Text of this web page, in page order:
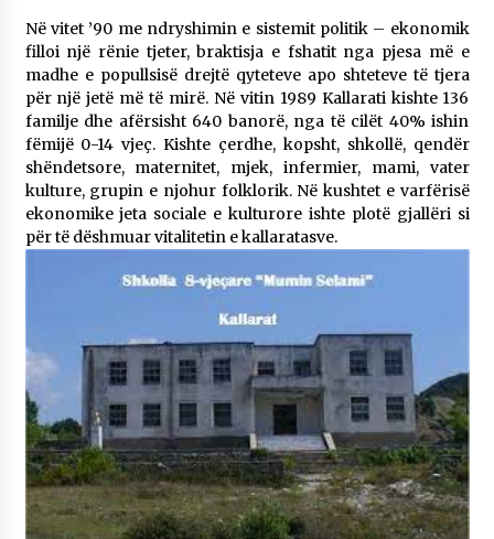
Në vitet ’90 me ndryshimin e sistemit politik – ekonomik
filloi një rënie tjeter, braktisja e fshatit nga pjesa më e
madhe e popullsisë drejtë qyteteve apo shteteve të tjera
për një jetë më të mirë. Në vitin 1989 Kallarati kishte 136
familje dhe afërsisht 640 banorë, nga të cilët 40% ishin
fëmijë 0-14 vjeç. Kishte çerdhe, kopsht, shkollë, qendër
shëndetsore, maternitet, mjek, infermier, mami, vater
kulture, grupin e njohur folklorik. Në kushtet e varfërisë
ekonomike jeta sociale e kulturore ishte plotë gjallëri si
për të dëshmuar vitalitetin e kallaratasve.